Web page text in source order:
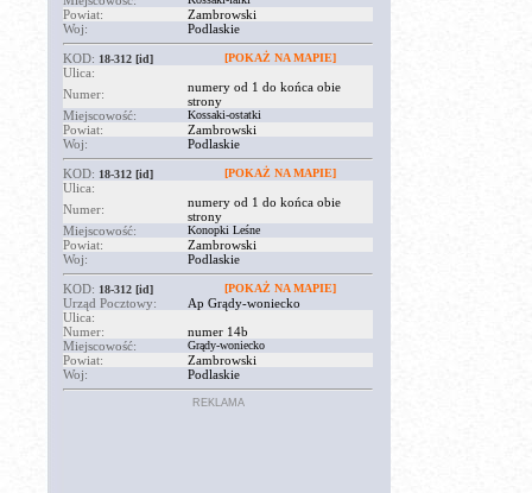
Powiat:
Zambrowski
Woj:
Podlaskie
KOD: 18-312 [id] [POKAŻ NA MAPIE]
Ulica:
Numer:
numery od 1 do końca obie
strony
Miejscowość:
Kossaki-ostatki
Powiat:
Zambrowski
Woj:
Podlaskie
KOD: 18-312 [id] [POKAŻ NA MAPIE]
Ulica:
Numer:
numery od 1 do końca obie
strony
Miejscowość:
Konopki Leśne
Powiat:
Zambrowski
Woj:
Podlaskie
KOD: 18-312 [id] [POKAŻ NA MAPIE]
Urząd Pocztowy:
Ap Grądy-woniecko
Ulica:
Numer:
numer 14b
Miejscowość:
Grądy-woniecko
Powiat:
Zambrowski
Woj:
Podlaskie
REKLAMA